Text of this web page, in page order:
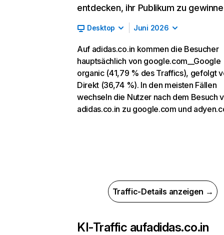
entdecken, ihr Publikum zu
Desktop Juni 2026
Auf adidas.co.in kommen die Besucher
hauptsächlich von google.com__Google
organic (41,79 % des Traffics), gefolgt
Direkt (36,74 %). In den meisten Fällen
wechseln die Nutzer nach dem Besuch
adidas.co.in zu google.com und
Traffic-Details anzeigen →
KI-Traffic aufadidas.co.in